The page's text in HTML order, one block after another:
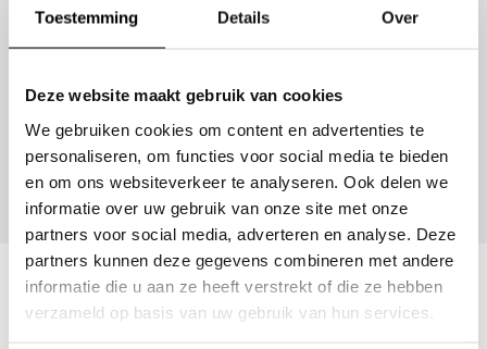
Toestemming Details Over
Deze website maakt gebruik van cookies
We gebruiken cookies om content en advertenties te
personaliseren, om functies voor social media te bieden
en om ons websiteverkeer te analyseren. Ook delen we
informatie over uw gebruik van onze site met onze
partners voor social media, adverteren en analyse. Deze
partners kunnen deze gegevens combineren met andere
informatie die u aan ze heeft verstrekt of die ze hebben
verzameld op basis van uw gebruik van hun services.
direct online.
Wanneer je foto’s meestuurt ontvang je op
maandag tot en met vrijdag binnen enkele uren
een voorstel.
Veelgestelde vragen